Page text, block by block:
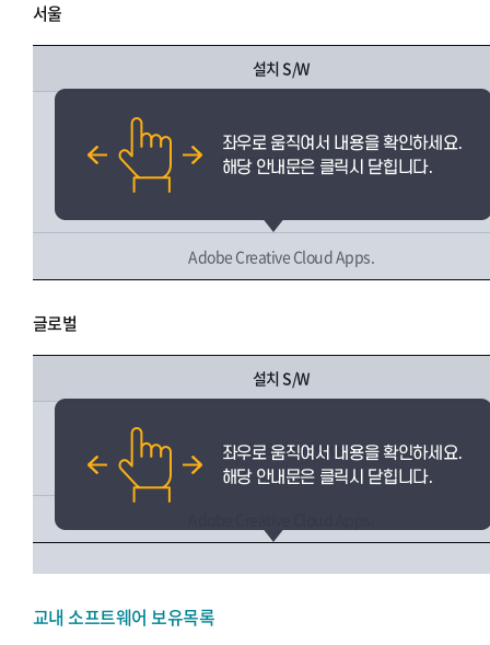
서울
설치 S/W
IBM SPSS Statistics
Adobe Creative Cloud Apps.
글로벌
설치 S/W
IBM SPSS Statistics
교내 소프트웨어 보유목록